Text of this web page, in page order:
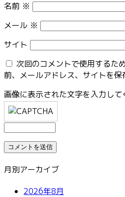
名前 ※
メール ※
サイト
次回のコメントで使用するた
前、メールアドレス、サイトを保
画像に表示された文字を入力して
月別アーカイブ
2026年8月